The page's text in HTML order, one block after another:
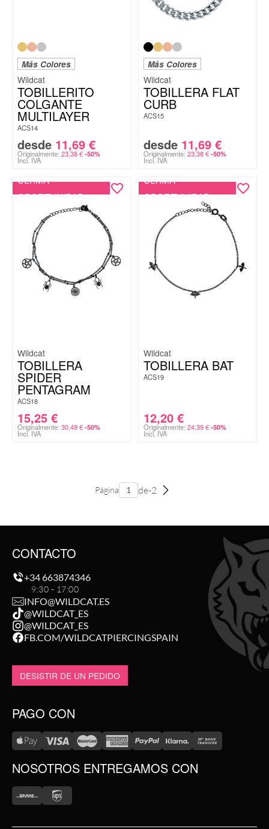
Más Colores
Wildcat
TOBILLERITO
COLGANTE
MULTILAYER
ACS14
desde 11,69 €
Originalmente: 23,38€ -50%
Incl. IVA
Más Colores
Wildcat
TOBILLERA FLAT
CURB
ACS15
desde 11,69 €
Originalmente: 23,38€ -50%
Incl. IVA
ÚLTIMA
OPORTUNIDAD
Wildcat
TOBILLERA
SPIDER
PENTAGRAM
ACS18
15,25 €
Originalmente: 30,49€ -50%
Incl. IVA
ÚLTIMA
OPORTUNIDAD
Wildcat
TOBILLERA BAT
ACS19
12,20 €
Originalmente: 24,39€ -50%
Incl. IVA
Página de-2
CONTACTO
+34 663874346
9:30 - 17:00
INFO@WILDCAT.ES
@WILDCAT_ES
@WILDCAT_ES
FB.COM/WILDCATPIERCINGSPAIN
DESISTIR DE UN PEDIDO
PAGO CON
NOSOTROS ENTREGAMOS CON